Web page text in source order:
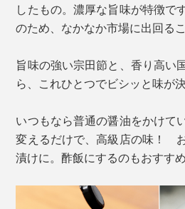
したもの。濃厚な旨味が特徴で
のため、なかなか市場に出回る
旨味の強い宗田節と、香り高い
ら、これひとつでビシッと味が決
いつもなら普通の醤油をかけて
変えるだけで、高級店の味！
漬けに。酢飯にするのもおすすめ